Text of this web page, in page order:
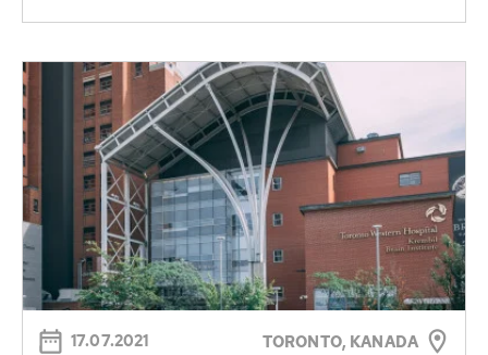
17.07.2021 TORONTO, KANADA